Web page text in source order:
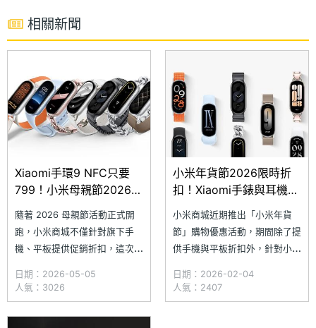
相關新聞
Xiaomi手環9 NFC只要
799！小米母親節2026智
慧手錶與藍牙耳機優惠一
次看
隨著 2026 母親節活動正式開
跑，小米商城不僅針對旗下手
機、平板提供促銷折扣，這次同
優惠，其中主打健康管理的
Xiaomi 手環 9 Pro 優惠價只要
1,699 元，對比原價折扣 200
日期：2026-05-05
人氣：3026
小米年貨節2026限時折
扣！Xiaomi手錶與耳機最
高現省1千5
小米商城近期推出「小米年貨
節」購物優惠活動，期間除了提
供手機與平板折扣外，針對小米
銷，其中可支援搭乘捷運的
Xiaomi 手環 9 NFC 優惠現折
日期：2026-02-04
人氣：2407